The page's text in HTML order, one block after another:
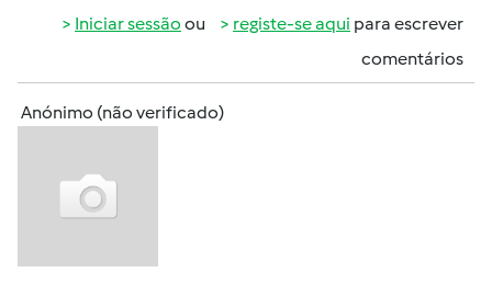
Iniciar sessão ou registe-se aqui para escrever
comentários
Anónimo (não verificado)